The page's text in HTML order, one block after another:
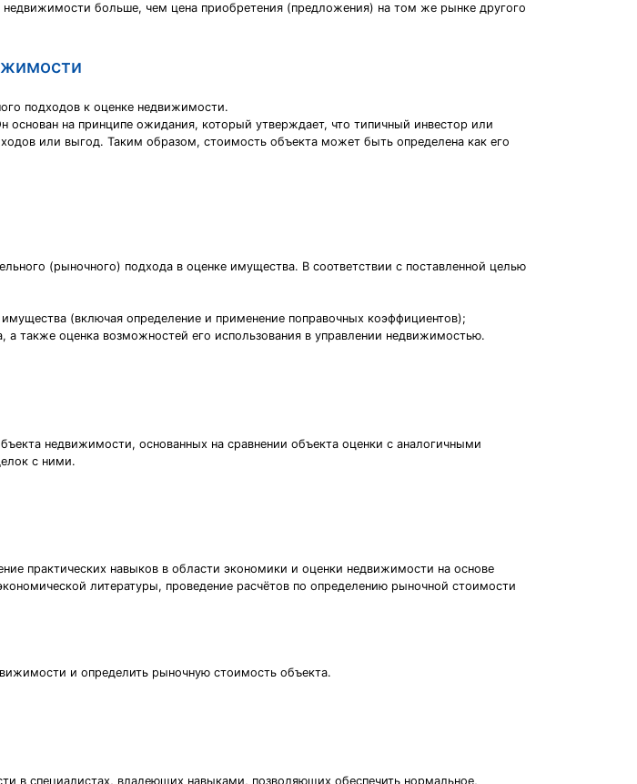
больше, чем цена приобретения (предложения) на том же рынке другого
подходов к оценке недвижимости.
на принципе ожидания, который утверждает, что типичный инвестор или
или выгод. Таким образом, стоимость объекта может быть определена как его
(рыночного) подхода в оценке имущества. В соответствии с поставленной целью
(включая определение и применение поправочных коэффициентов);
а также оценка возможностей его использования в управлении недвижимостью.
недвижимости, основанных на сравнении объекта оценки с аналогичными
с ними.
практических навыков в области экономики и оценки недвижимости на основе
литературы, проведение расчётов по определению рыночной стоимости
и определить рыночную стоимость объекта.
в специалистах, владеющих навыками, позволяющих обеспечить нормальное,